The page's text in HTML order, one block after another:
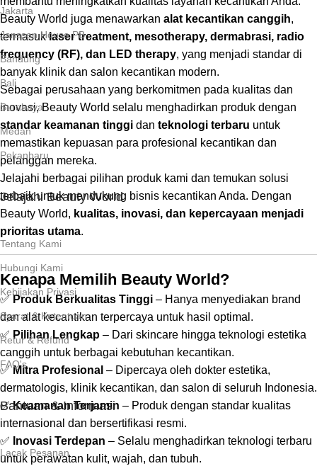
Beauty World juga menawarkan alat kecantikan canggih,
termasuklaser treatment, mesotherapy, dermabrasi, radio
frequency (RF), dan LED therapy, yang menjadi standar di
banyak klinik dan salon kecantikan modern.
Sebagai perusahaan yang berkomitmen pada kualitas dan
inovasi, Beauty World selalu menghadirkan produk dengan
standar keamanan tinggi dan teknologi terbaru untuk
memastikan kepuasan para profesional kecantikan dan
pelanggan mereka.
Jelajahi berbagai pilihan produk kami dan temukan solusi
terbaik untuk mendukung bisnis kecantikan Anda. Dengan
Beauty World, kualitas, inovasi, dan kepercayaan menjadi
prioritas utama.
Kenapa Memilih Beauty World?
✅Produk Berkualitas Tinggi – Hanya menyediakan brand
dan alat kecantikan terpercaya untuk hasil optimal.
✅ Pilihan Lengkap – Dari skincare hingga teknologi estetika
canggih untuk berbagai kebutuhan kecantikan.
✅Mitra Profesional – Dipercaya oleh dokter estetika,
dermatologis, klinik kecantikan, dan salon di seluruh Indonesia.
✅Keamanan Terjamin – Produk dengan standar kualitas
internasional dan bersertifikasi resmi.
✅ Inovasi Terdepan – Selalu menghadirkan teknologi terbaru
untuk perawatan kulit, wajah, dan tubuh.
Jakarta
Janssen House PB
Bandung
Bali
Surabaya
Medan
Pekanbaru
Jelajahi Beauty World
Tentang Kami
Hubungi Kami
Kebijakan Privasi
Syarat & Ketentuan
Retur & Refund
FAQ's
Bantuan & Informasi
Lacak Pesanan